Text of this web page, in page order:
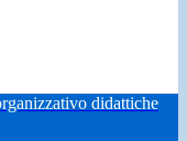
didattiche